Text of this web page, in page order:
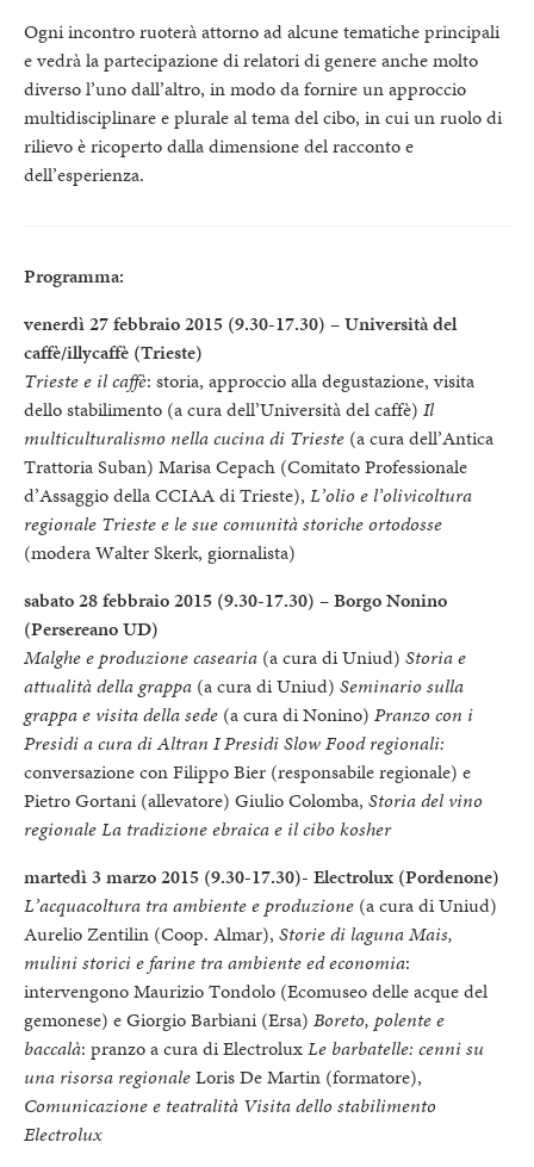
Ogni incontro ruoterà attorno ad alcune tematiche principali
e vedrà la partecipazione di relatori di genere anche molto
diverso l’uno dall’altro, in modo da fornire un approccio
multidisciplinare e plurale al tema del cibo, in cui un ruolo di
rilievo è ricoperto dalla dimensione del racconto e
dell’esperienza.
Programma:
venerdì 27 febbraio 2015 (9.30-17.30) – Università del
caffè/illycaffè (Trieste)
Trieste e il caffè: storia, approccio alla degustazione, visita
dello stabilimento (a cura dell’Università del caffè) Il
multiculturalismo nella cucina di Trieste (a cura dell’Antica
Trattoria Suban) Marisa Cepach (Comitato Professionale
d’Assaggio della CCIAA di Trieste), L’olio e l’olivicoltura
regionale Trieste e le sue comunità storiche ortodosse
(modera Walter Skerk, giornalista)
sabato 28 febbraio 2015 (9.30-17.30) – Borgo Nonino
(Persereano UD)
Malghe e produzione casearia (a cura di Uniud) Storia e
attualità della grappa (a cura di Uniud) Seminario sulla
grappa e visita della sede (a cura di Nonino) Pranzo con i
Presidi a cura di Altran I Presidi Slow Food regionali:
conversazione con Filippo Bier (responsabile regionale) e
Pietro Gortani (allevatore) Giulio Colomba, Storia del vino
regionale La tradizione ebraica e il cibo kosher
martedì 3 marzo 2015 (9.30-17.30)- Electrolux (Pordenone)
L’acquacoltura tra ambiente e produzione (a cura di Uniud)
Aurelio Zentilin (Coop. Almar), Storie di laguna Mais,
mulini storici e farine tra ambiente ed economia:
intervengono Maurizio Tondolo (Ecomuseo delle acque del
gemonese) e Giorgio Barbiani (Ersa) Boreto, polente e
baccalà: pranzo a cura di ElectroluxLe barbatelle: cenni su
una risorsa regionaleLoris De Martin (formatore),
Comunicazione e teatralità Visita dello stabilimento
Electrolux